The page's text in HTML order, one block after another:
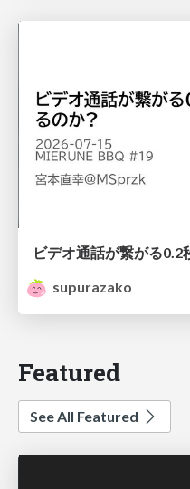
ビデオ通話が繋がる
supurazako
Featured
See All Featured